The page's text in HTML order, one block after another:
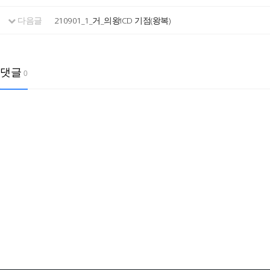
다음글 210901_1_거_의왕ICD 기점(왕복)
댓글 0